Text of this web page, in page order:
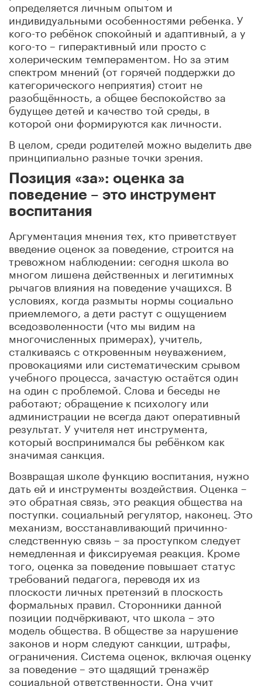
определяется личным опытом и
индивидуальными особенностями ребенка. У
кого-то ребёнок спокойный и адаптивный, а у
кого-то – гиперактивный или просто с
холерическим темпераментом. Но за этим
спектром мнений (от горячей поддержки до
категорического неприятия) стоит не
разобщённость, а общее беспокойство за
будущее детей и качество той среды, в
которой они формируются как личности.
В целом, среди родителей можно выделить две
принципиально разные точки зрения.
Позиция «за»: оценка за
поведение – это инструмент
воспитания
Аргументация мнения тех, кто приветствует
введение оценок за поведение, строится на
тревожном наблюдении: сегодня школа во
многом лишена действенных и легитимных
рычагов влияния на поведение учащихся. В
условиях, когда размыты нормы социально
приемлемого, а дети растут с ощущением
вседозволенности (что мы видим на
многочисленных примерах), учитель,
сталкиваясь с откровенным неуважением,
провокациями или систематическим срывом
учебного процесса, зачастую остаётся один
на один с проблемой. Слова и беседы не
работают; обращение к психологу или
администрации не всегда дают оперативный
результат. У учителя нет инструмента,
который воспринимался бы ребёнком как
значимая санкция.
Возвращая школе функцию воспитания, нужно
дать ей и инструменты воздействия. Оценка –
это обратная связь, это реакция общества на
поступки. социальный регулятор, наконец. Это
механизм, восстанавливающий причинно-
следственную связь – за проступком следует
немедленная и фиксируемая реакция. Кроме
того, оценка за поведение повышает статус
требований педагога, переводя их из
плоскости личных претензий в плоскость
формальных правил. Сторонники данной
позиции подчёркивают, что школа – это
модель общества. В обществе за нарушение
законов и норм следуют санкции, штрафы,
ограничения. Система оценок, включая оценку
за поведение – это щадящий тренажёр
социальной ответственности. Она учит